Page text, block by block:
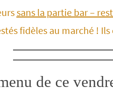
sans la partie bar –
fidèles au marché !
de ce